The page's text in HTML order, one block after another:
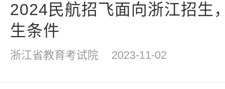
2024民航招飞面向浙江招生
生条件
浙江省教育考试院 2023-11-02